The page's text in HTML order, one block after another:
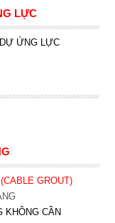
LỰC
ỨNG LỰC
GROUT)
KHÔNG CẦN